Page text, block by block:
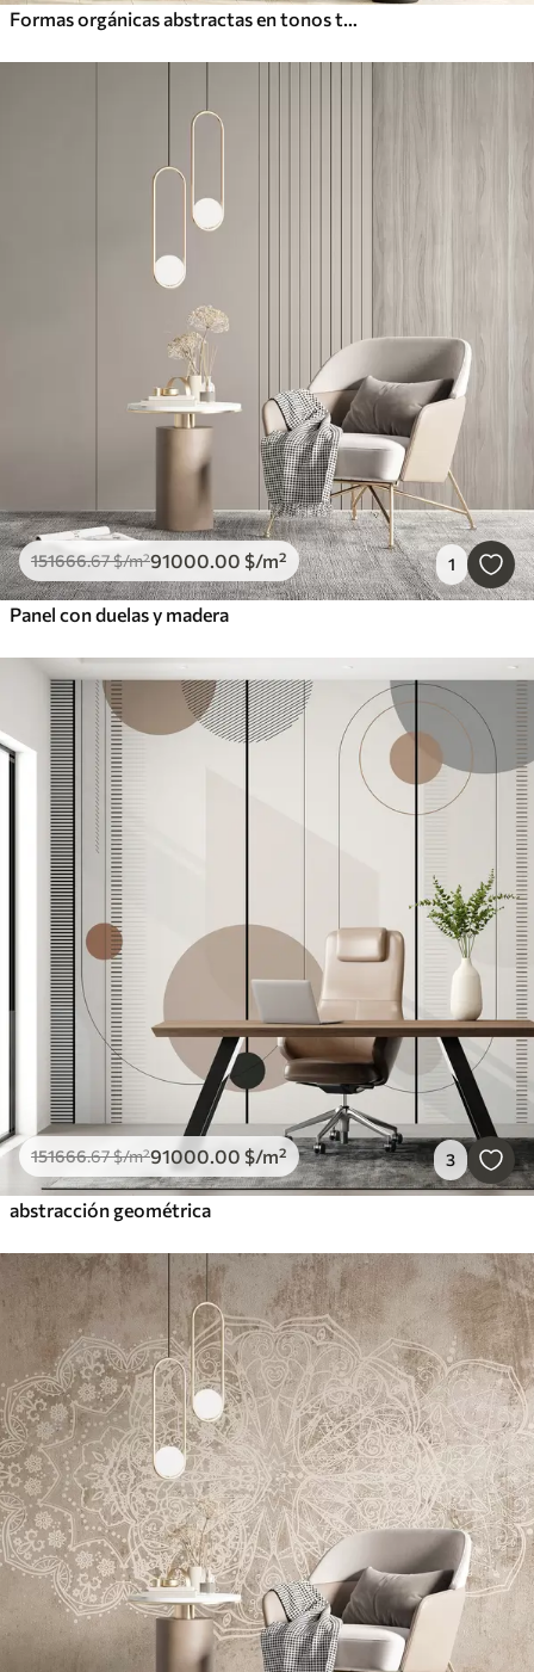
Formas orgánicas abstractas en tonos tierra —verde, marrón y beige— con texturas fluidas
151666.67$/m²91000.00 $/m² 1
Panel con duelas y madera
151666.67$/m²91000.00 $/m² 3
abstracción geométrica